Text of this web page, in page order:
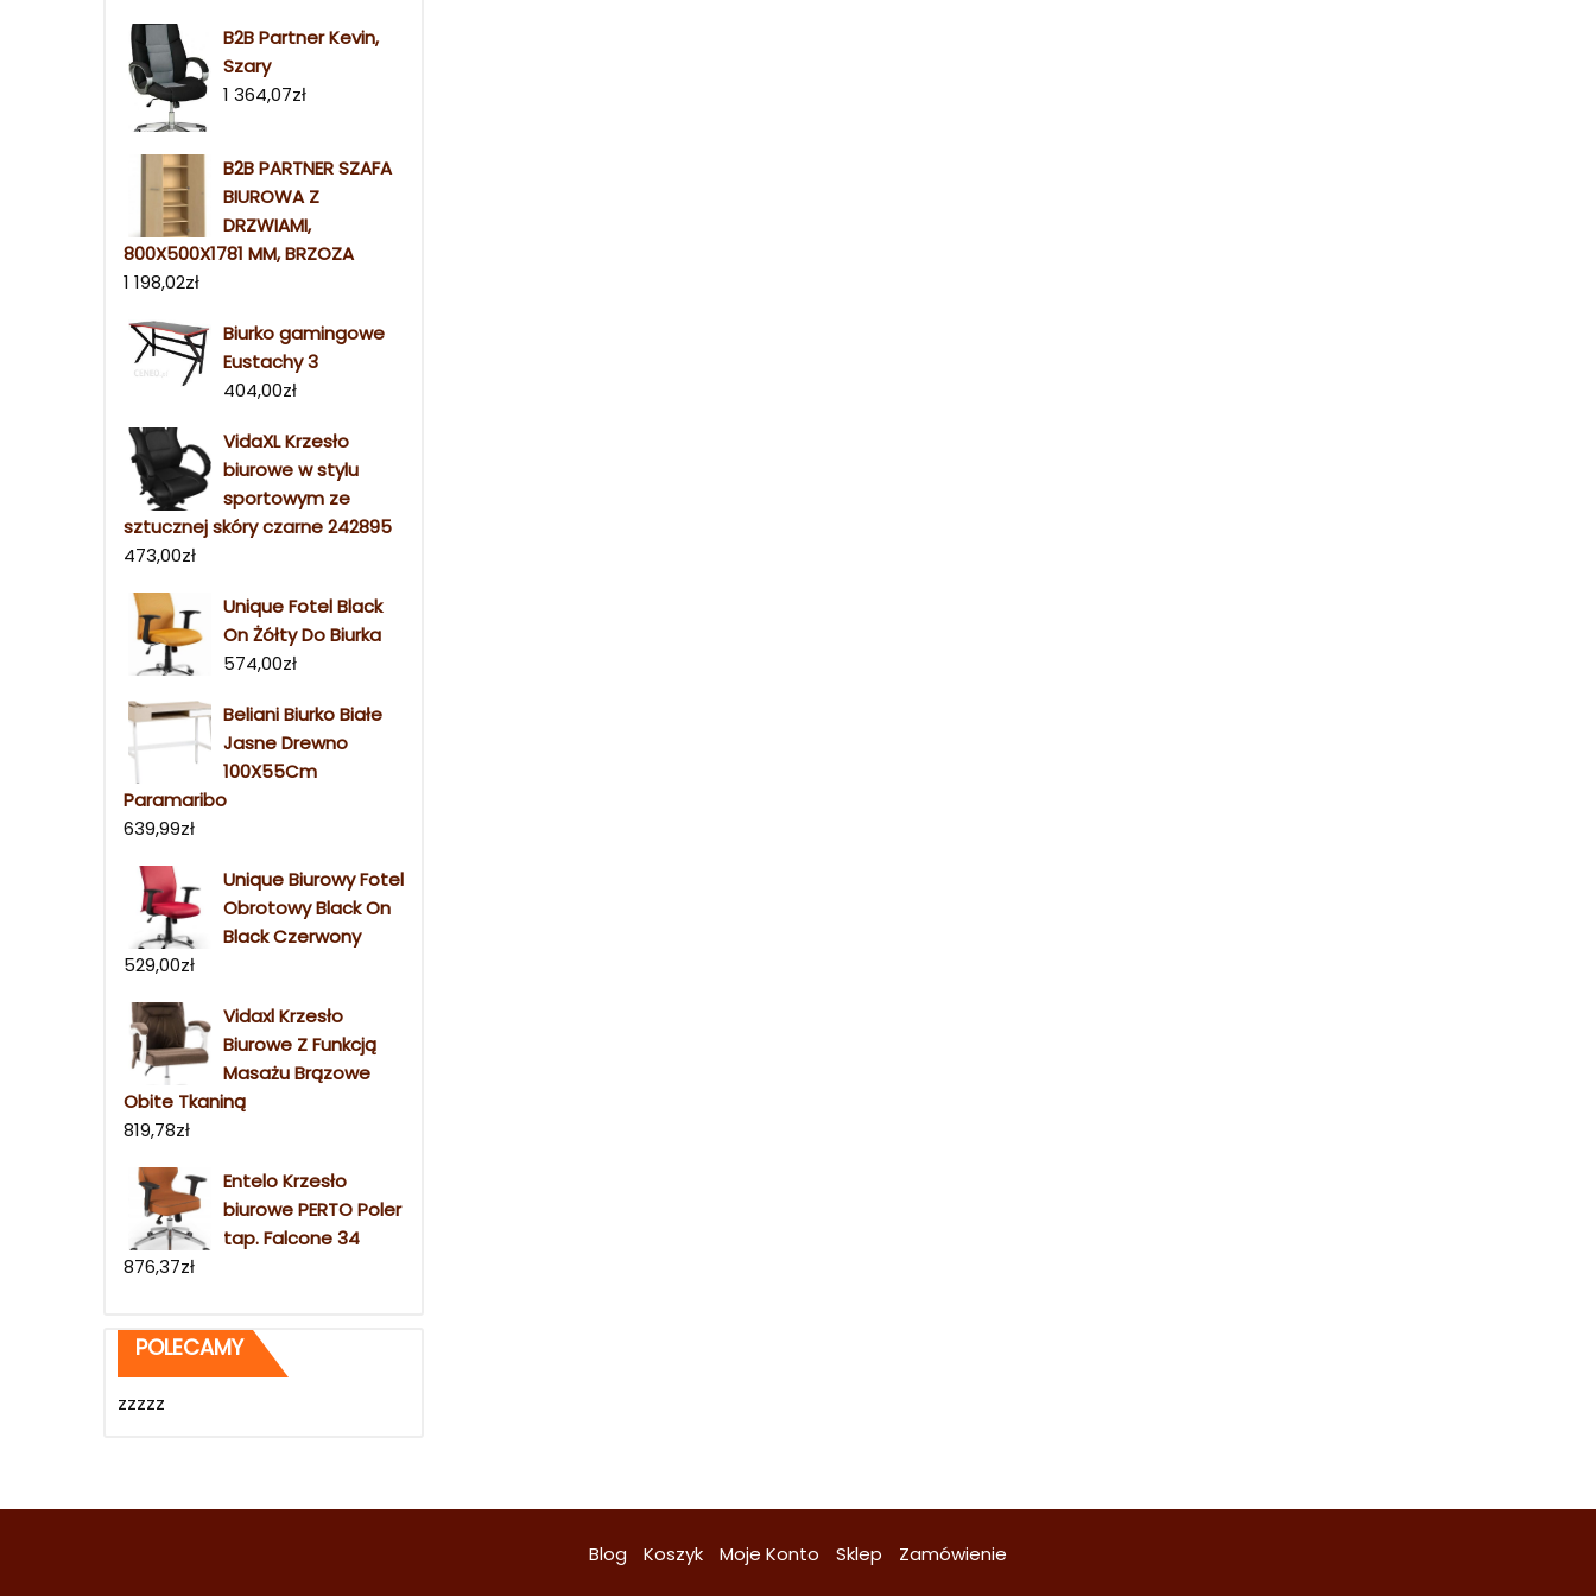
B2B Partner Kevin,
Szary
1 364,07zł
B2B PARTNER SZAFA
BIUROWA Z
DRZWIAMI,
800X500X1781 MM, BRZOZA
1 198,02zł
Biurko gamingowe
Eustachy 3
404,00zł
VidaXL Krzesło
biurowe w stylu
sportowym ze
sztucznej skóry czarne 242895
473,00zł
Unique Fotel Black
On Żółty Do Biurka
574,00zł
Beliani Biurko Białe
Jasne Drewno
100X55Cm
Paramaribo
639,99zł
Unique Biurowy Fotel
Obrotowy Black On
Black Czerwony
529,00zł
Vidaxl Krzesło
Biurowe Z Funkcją
Masażu Brązowe
Obite Tkaniną
819,78zł
Entelo Krzesło
biurowe PERTO Poler
tap. Falcone 34
876,37zł
POLECAMY
zzzzz
Blog Koszyk Moje Konto Sklep Zamówienie